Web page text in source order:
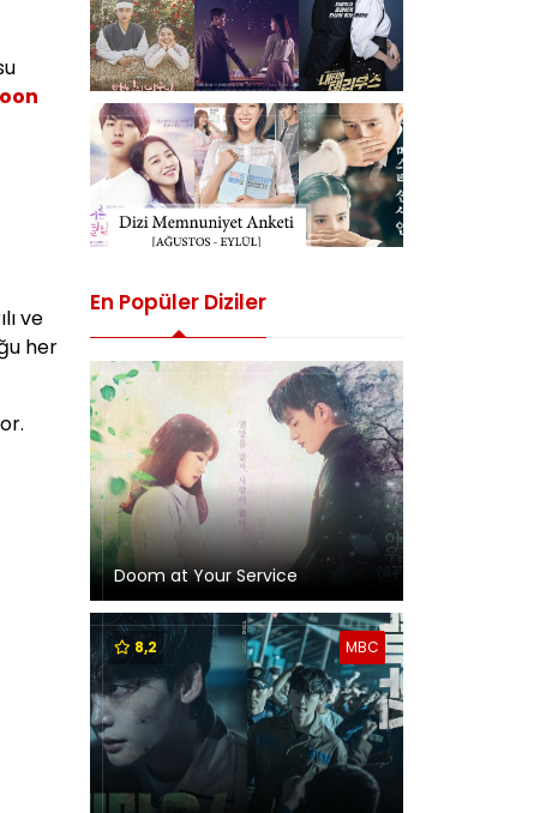
ve
her
En Popüler Diziler
Doom at Your Service
MBC
8,2